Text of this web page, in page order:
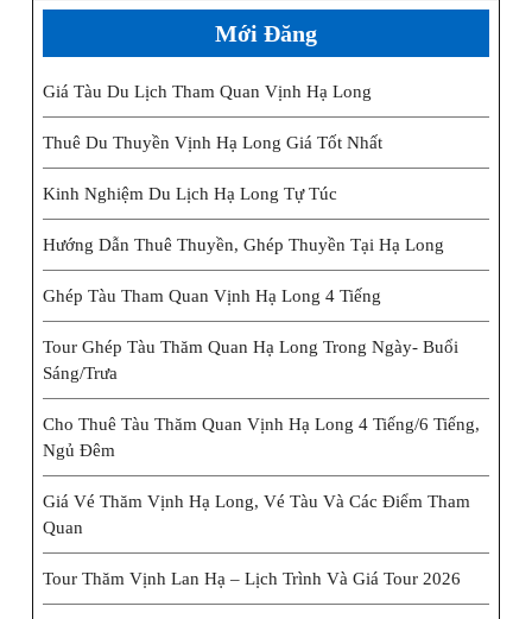
Mới Đăng
Giá Tàu Du Lịch Tham Quan Vịnh Hạ Long
Thuê Du Thuyền Vịnh Hạ Long Giá Tốt Nhất
Kinh Nghiệm Du Lịch Hạ Long Tự Túc
Hướng Dẫn Thuê Thuyền, Ghép Thuyền Tại Hạ Long
Ghép Tàu Tham Quan Vịnh Hạ Long 4 Tiếng
Tour Ghép Tàu Thăm Quan Hạ Long Trong Ngày- Buổi
Sáng/trưa
Cho Thuê Tàu Thăm Quan Vịnh Hạ Long 4 Tiếng/6 Tiếng,
Ngủ Đêm
Giá Vé Thăm Vịnh Hạ Long, Vé Tàu Và Các Điểm Tham
Quan
Tour Thăm Vịnh Lan Hạ – Lịch Trình Và Giá Tour 2026